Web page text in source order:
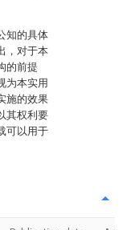
知的具体
，对于本
的前提
为本实用
施的效果
其权利要
可以用于